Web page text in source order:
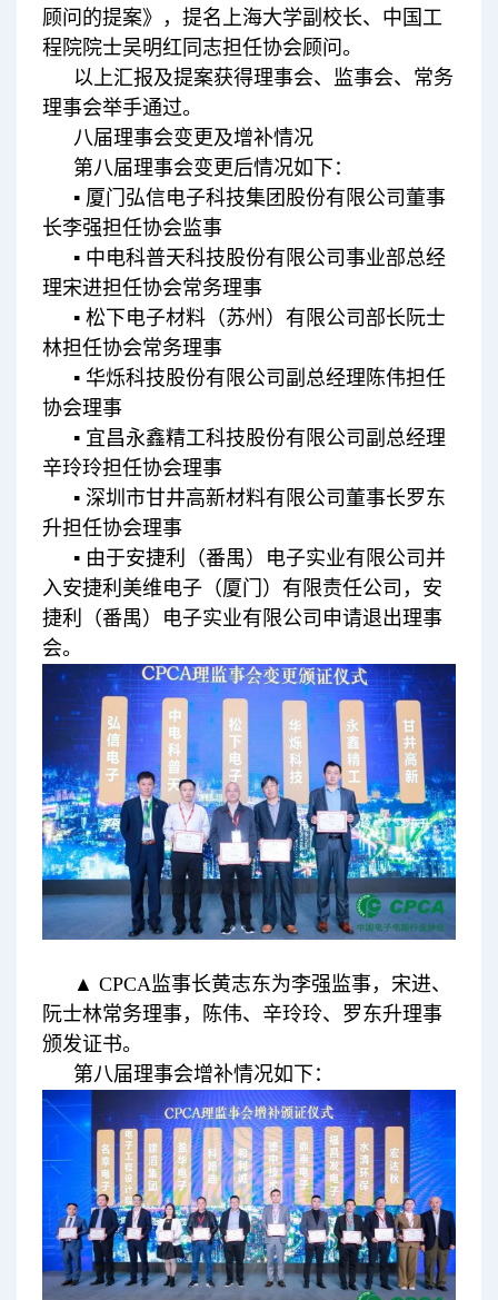
顾问的提案》，提名上海大学副校长、中国工
程院院士吴明红同志担任协会顾问。
以上汇报及提案获得理事会、监事会、常务
理事会举手通过。
八届理事会变更及增补情况
第八届理事会变更后情况如下：
▪ 厦门弘信电子科技集团股份有限公司董事
长李强担任协会监事
▪ 中电科普天科技股份有限公司事业部总经
理宋进担任协会常务理事
▪ 松下电子材料（苏州）有限公司部长阮士
林担任协会常务理事
▪ 华烁科技股份有限公司副总经理陈伟担任
协会理事
▪ 宜昌永鑫精工科技股份有限公司副总经理
辛玲玲担任协会理事
▪ 深圳市甘井高新材料有限公司董事长罗东
升担任协会理事
▪ 由于安捷利（番禺）电子实业有限公司并
入安捷利美维电子（厦门）有限责任公司，安
捷利（番禺）电子实业有限公司申请退出理事
会。
▲ CPCA监事长黄志东为李强监事，宋进、
阮士林常务理事，陈伟、辛玲玲、罗东升理事
颁发证书。
第八届理事会增补情况如下：